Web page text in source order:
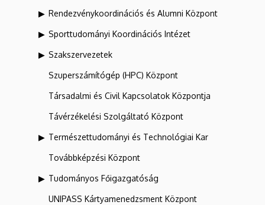
Rendezvénykoordinációs és Alumni Központ
Sporttudományi Koordinációs Intézet
Szakszervezetek
Szuperszámítógép (HPC) Központ
Társadalmi és Civil Kapcsolatok Központja
Távérzékelési Szolgáltató Központ
Természettudományi és Technológiai Kar
Továbbképzési Központ
Tudományos Főigazgatóság
UNIPASS Kártyamenedzsment Központ